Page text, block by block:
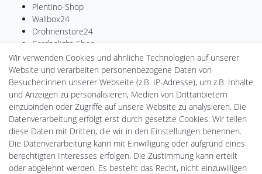
Plentino-Shop
Wallbox24
Drohnenstore24
Cardanlight-Shop
Batteriespeicher
PlentiSolar
Gebrauchtlicht
Ledkauf
DEYESOLAR
Lightech Connect
CardanLight Europe
FORTIMO LEDs
LED-RETROSHOP
MeinUSB
Wir verwenden Cookies und ähnliche Technologien auf unserer
Website und verarbeiten personenbezogene Daten von
Besucher:innen unserer Webseite (z.B. IP-Adresse), um z.B. Inhalte
und Anzeigen zu personalisieren, Medien von Drittanbietern
einzubinden oder Zugriffe auf unsere Website zu analysieren. Die
Datenverarbeitung erfolgt erst durch gesetzte Cookies. Wir teilen
diese Daten mit Dritten, die wir in den Einstellungen benennen.
Die Datenverarbeitung kann mit Einwilligung oder aufgrund eines
berechtigten Interesses erfolgen. Die Zustimmung kann erteilt
oder abgelehnt werden. Es besteht das Recht, nicht einzuwilligen